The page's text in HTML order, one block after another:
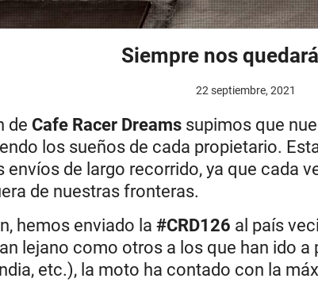
Siempre nos
22 septiembre, 2021
de Cafe Racer Dreams supimos que
los sueños de cada propietario.
envíos de largo recorrido, ya que cada
de nuestras fronteras.
hemos enviado la #CRD126 al país
lejano como otros a los que han ido
etc.), la moto ha contado con la